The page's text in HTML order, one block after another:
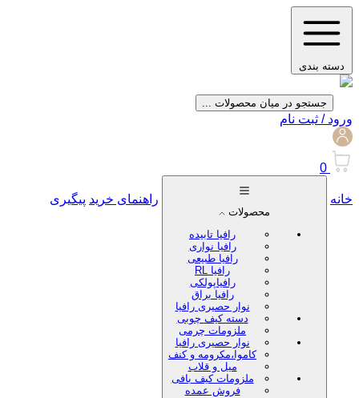
دسته بندی
جستجو در میان محصولات ...
ورود / ثبت نام
0
خانه
محصولات
رافیا تابیده
رافیا نواری
رافیا طبیعی
رافیا RL
رافیاپولکی
رافیا براق
نوار حصیری رافیا
دسته کیف چوبی
ملزومات چرمی
نوار حصیری رافیا
کاموا،مکرومه و کنف
میل و قلاب
ملزومات کیف بافی
فروش عمده
راهنمای خرید پیگیری